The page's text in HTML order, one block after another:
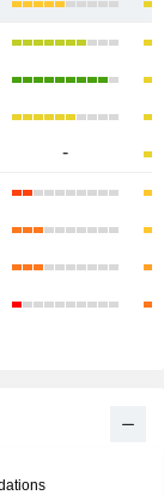
-